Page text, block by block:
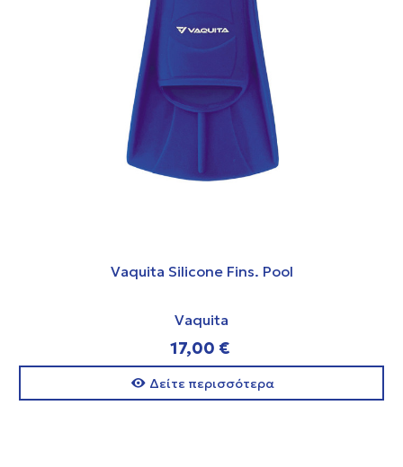
Vaquita Silicone Fins. Pool
Vaquita
17,00 €
Δείτε περισσότερα